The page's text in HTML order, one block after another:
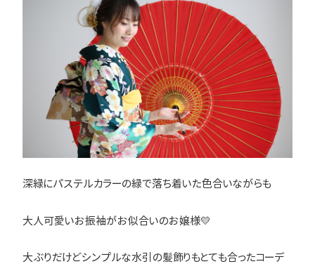
深緑にパステルカラーの緑で落ち着いた色合いながらも
大人可愛いお振袖がお似合いのお嬢様💛
大ぶりだけどシンプルな水引の髪飾りもとても合ったコーデ